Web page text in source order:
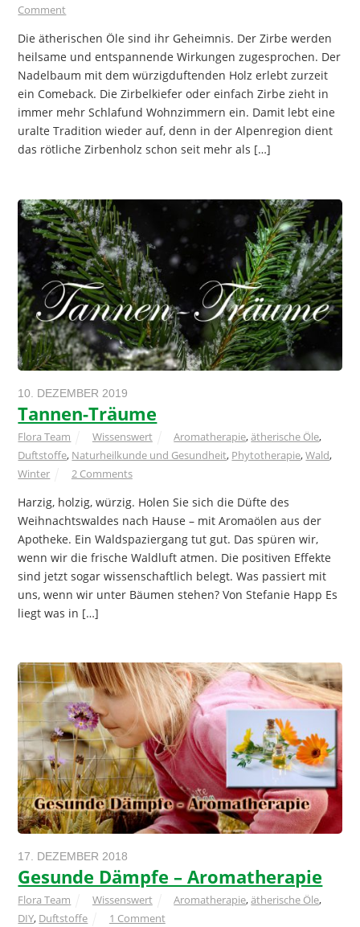
Comment
Die ätherischen Öle sind ihr Geheimnis. Der Zirbe werden
heilsame und entspannende Wirkungen zugesprochen. Der
Nadelbaum mit dem würzigduftenden Holz erlebt zurzeit
ein Comeback. Die Zirbelkiefer oder einfach Zirbe zieht in
immer mehr Schlafund Wohnzimmern ein. Damit lebt eine
uralte Tradition wieder auf, denn in der Alpenregion dient
das rötliche Zirbenholz schon seit mehr als […]
10. DEZEMBER 2019
Tannen-Träume
Flora Team Wissenswert Aromatherapie,ätherische Öle,
Duftstoffe, Naturheilkunde und Gesundheit, Phytotherapie,Wald,
Winter
2 Comments
Harzig, holzig, würzig. Holen Sie sich die Düfte des
Weihnachtswaldes nach Hause – mit Aromaölen aus der
Apotheke. Ein Waldspaziergang tut gut. Das spüren wir,
wenn wir die frische Waldluft atmen. Die positiven Effekte
sind jetzt sogar wissenschaftlich belegt. Was passiert mit
uns, wenn wir unter Bäumen stehen? Von Stefanie Happ Es
liegt was in […]
17. DEZEMBER 2018
Gesunde Dämpfe – Aromatherapie
Flora Team Wissenswert Aromatherapie,ätherische Öle,
DIY, Duftstoffe 1 Comment